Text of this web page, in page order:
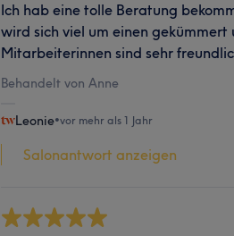
Ich hab eine tolle Beratung
wird sich viel um einen
Mitarbeiterinnen sind sehr
Behandelt von Anne
Leonie•vor mehr als 1 Jahr
Salonantwort anzeigen